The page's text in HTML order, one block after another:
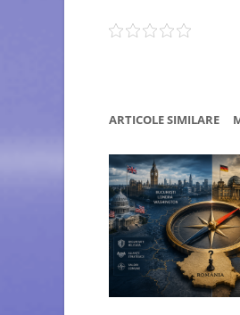
ARTICOLE SIMILARE